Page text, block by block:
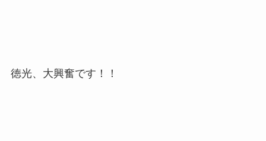
徳光、大興奮です！！